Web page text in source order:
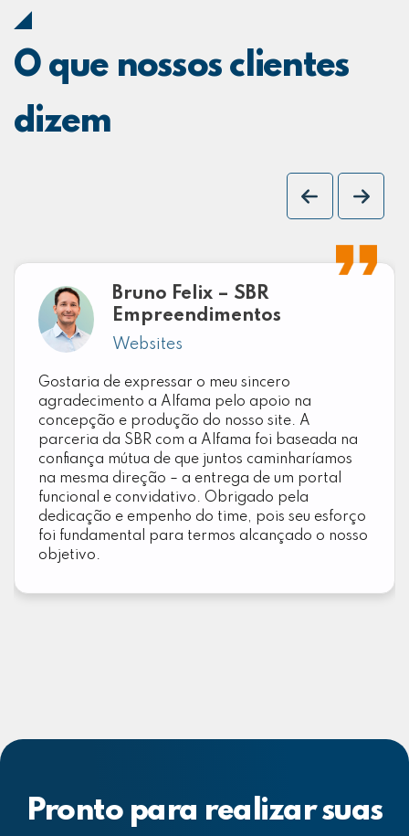
O que nossos clientes
dizem
Bruno Felix – SBR
Empreendimentos
Websites
Gostaria de expressar o meu sincero
agradecimento a Alfama pelo apoio na
concepção e produção do nosso site. A
parceria da SBR com a Alfama foi baseada na
confiança mútua de que juntos caminharíamos
na mesma direção – a entrega de um portal
funcional e convidativo. Obrigado pela
dedicação e empenho do time, pois seu esforço
foi fundamental para termos alcançado o nosso
objetivo.
Pronto para realizar suas